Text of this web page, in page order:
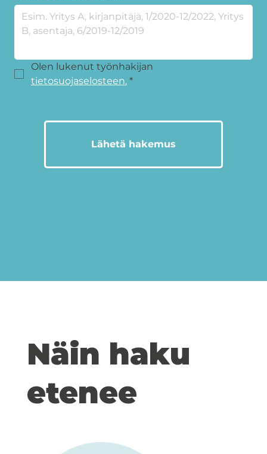
tietosuojaselosteen. *
Lähetä hakemus
Näin haku
etenee